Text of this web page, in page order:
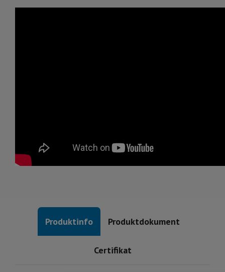
Produktinfo Produktdokument
Certifikat